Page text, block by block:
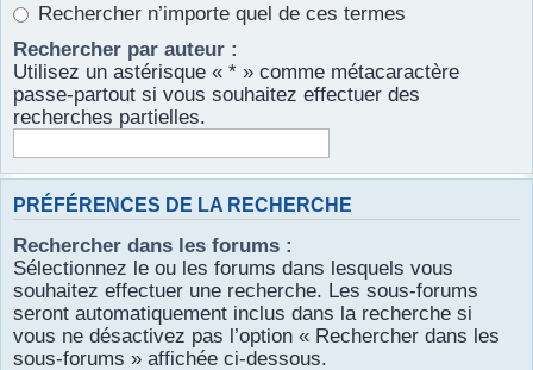
Rechercher n’importe quel de ces termes
Rechercher par auteur :
Utilisez un astérisque « * » comme métacaractère
passe-partout si vous souhaitez effectuer des
recherches partielles.
PRÉFÉRENCES DE LA RECHERCHE
Rechercher dans les forums :
Sélectionnez le ou les forums dans lesquels vous
souhaitez effectuer une recherche. Les sous-forums
seront automatiquement inclus dans la recherche si
vous ne désactivez pas l’option « Rechercher dans les
sous-forums » affichée ci-dessous.